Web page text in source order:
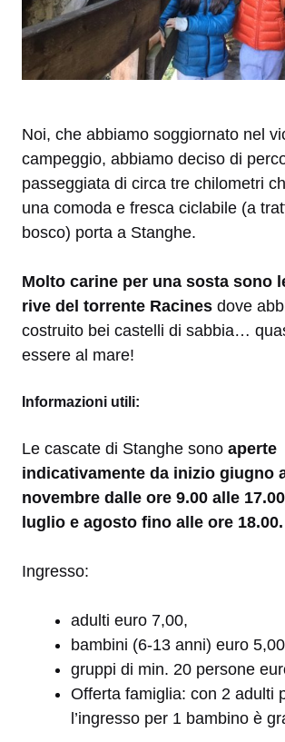
Noi, che abbiamo soggiornato nel
campeggio, abbiamo deciso di
passeggiata di circa tre chilometri
una comoda e fresca ciclabile (a
bosco) porta a Stanghe.
Molto carine per una sosta sono
rive del torrente Racines dove
costruito bei castelli di sabbia…
essere al mare!
Informazioni utili:
Le cascate di Stanghe sono aperte
indicativamente da inizio giugno
novembre dalle ore 9.00 alle
luglio e agosto fino alle ore 18.00.
Ingresso:
adulti euro 7,00,
bambini (6-13 anni) euro
gruppi di min. 20 persone
Offerta famiglia: con 2 adulti
l’ingresso per 1 bambino è